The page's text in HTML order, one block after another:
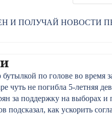
И ПОЛУЧАЙ НОВОСТИ
бутылкой по голове во время
чуть не погибла 5-летняя
за поддержку на выборах и
как ускорить